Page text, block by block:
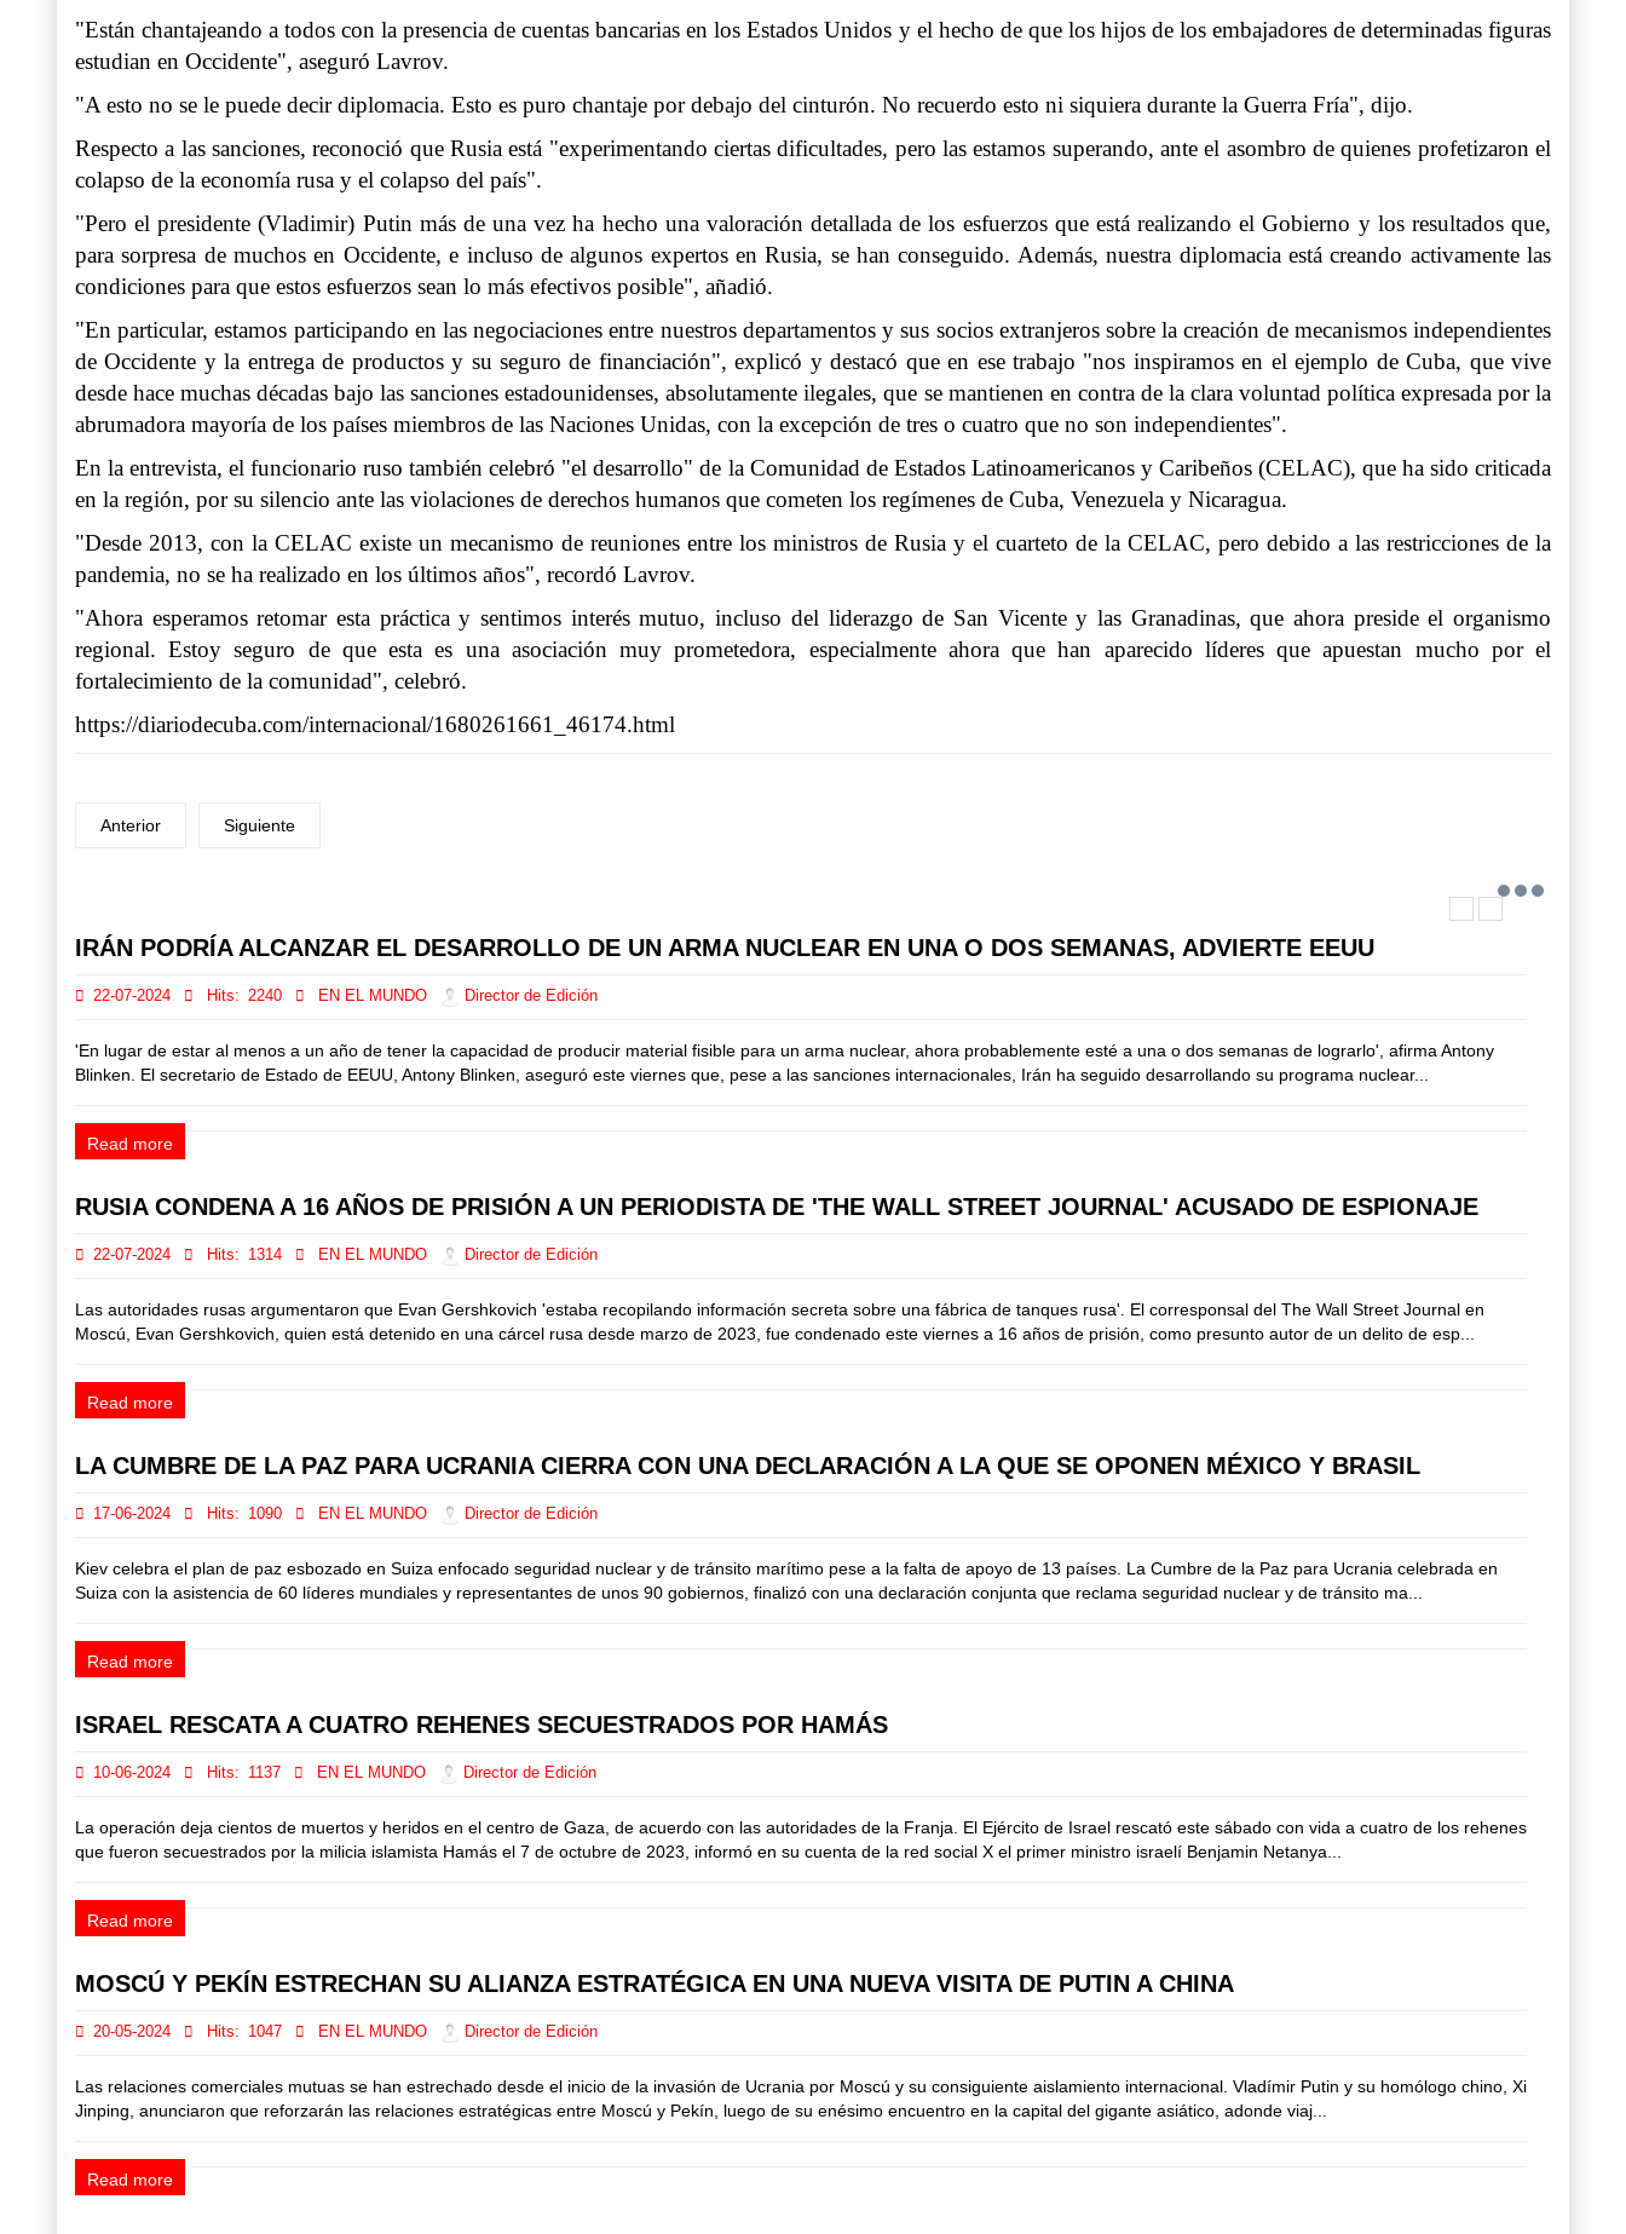
"Están chantajeando a todos con la presencia de cuentas bancarias en los Estados Unidos y el hecho de que los hijos de los embajadores de determinadas figuras
estudian en Occidente", aseguró Lavrov.
"A esto no se le puede decir diplomacia. Esto es puro chantaje por debajo del cinturón. No recuerdo esto ni siquiera durante la Guerra Fría", dijo.
Respecto a las sanciones, reconoció que Rusia está "experimentando ciertas dificultades, pero las estamos superando, ante el asombro de quienes profetizaron el
colapso de la economía rusa y el colapso del país".
"Pero el presidente (Vladimir) Putin más de una vez ha hecho una valoración detallada de los esfuerzos que está realizando el Gobierno y los resultados que,
para sorpresa de muchos en Occidente, e incluso de algunos expertos en Rusia, se han conseguido. Además, nuestra diplomacia está creando activamente las
condiciones para que estos esfuerzos sean lo más efectivos posible", añadió.
"En particular, estamos participando en las negociaciones entre nuestros departamentos y sus socios extranjeros sobre la creación de mecanismos independientes
de Occidente y la entrega de productos y su seguro de financiación", explicó y destacó que en ese trabajo "nos inspiramos en el ejemplo de Cuba, que vive
desde hace muchas décadas bajo las sanciones estadounidenses, absolutamente ilegales, que se mantienen en contra de la clara voluntad política expresada por la
abrumadora mayoría de los países miembros de las Naciones Unidas, con la excepción de tres o cuatro que no son independientes".
En la entrevista, el funcionario ruso también celebró "el desarrollo" de la Comunidad de Estados Latinoamericanos y Caribeños (CELAC), que ha sido criticada
en la región, por su silencio ante las violaciones de derechos humanos que cometen los regímenes de Cuba, Venezuela y Nicaragua.
"Desde 2013, con la CELAC existe un mecanismo de reuniones entre los ministros de Rusia y el cuarteto de la CELAC, pero debido a las restricciones de la
pandemia, no se ha realizado en los últimos años", recordó Lavrov.
"Ahora esperamos retomar esta práctica y sentimos interés mutuo, incluso del liderazgo de San Vicente y las Granadinas, que ahora preside el organismo
regional. Estoy seguro de que esta es una asociación muy prometedora, especialmente ahora que han aparecido líderes que apuestan mucho por el
fortalecimiento de la comunidad", celebró.
https://diariodecuba.com/internacional/1680261661_46174.html
Anterior Siguiente
IRÁN PODRÍA ALCANZAR EL DESARROLLO DE UN ARMA NUCLEAR EN UNA O DOS SEMANAS, ADVIERTE EEUU
22-07-2024 Hits: 2240 EN EL MUNDO Director de Edición
'En lugar de estar al menos a un año de tener la capacidad de producir material fisible para un arma nuclear, ahora probablemente esté a una o dos semanas de lograrlo', afirma Antony
Blinken. El secretario de Estado de EEUU, Antony Blinken, aseguró este viernes que, pese a las sanciones internacionales, Irán ha seguido desarrollando su programa nuclear...
Read more
RUSIA CONDENA A 16 AÑOS DE PRISIÓN A UN PERIODISTA DE 'THE WALL STREET JOURNAL' ACUSADO DE ESPIONAJE
22-07-2024 Hits: 1314 EN EL MUNDO Director de Edición
Las autoridades rusas argumentaron que Evan Gershkovich 'estaba recopilando información secreta sobre una fábrica de tanques rusa'. El corresponsal del The Wall Street Journal en
Moscú, Evan Gershkovich, quien está detenido en una cárcel rusa desde marzo de 2023, fue condenado este viernes a 16 años de prisión, como presunto autor de un delito de esp...
Read more
LA CUMBRE DE LA PAZ PARA UCRANIA CIERRA CON UNA DECLARACIÓN A LA QUE SE OPONEN MÉXICO Y BRASIL
17-06-2024 Hits: 1090 EN EL MUNDO Director de Edición
Kiev celebra el plan de paz esbozado en Suiza enfocado seguridad nuclear y de tránsito marítimo pese a la falta de apoyo de 13 países. La Cumbre de la Paz para Ucrania celebrada en
Suiza con la asistencia de 60 líderes mundiales y representantes de unos 90 gobiernos, finalizó con una declaración conjunta que reclama seguridad nuclear y de tránsito ma...
Read more
ISRAEL RESCATA A CUATRO REHENES SECUESTRADOS POR HAMÁS
10-06-2024 Hits: 1137 EN EL MUNDO Director de Edición
La operación deja cientos de muertos y heridos en el centro de Gaza, de acuerdo con las autoridades de la Franja. El Ejército de Israel rescató este sábado con vida a cuatro de los rehenes
que fueron secuestrados por la milicia islamista Hamás el 7 de octubre de 2023, informó en su cuenta de la red social X el primer ministro israelí Benjamin Netanya...
Read more
MOSCÚ Y PEKÍN ESTRECHAN SU ALIANZA ESTRATÉGICA EN UNA NUEVA VISITA DE PUTIN A CHINA
20-05-2024 Hits: 1047 EN EL MUNDO Director de Edición
Las relaciones comerciales mutuas se han estrechado desde el inicio de la invasión de Ucrania por Moscú y su consiguiente aislamiento internacional. Vladímir Putin y su homólogo chino, Xi
Jinping, anunciaron que reforzarán las relaciones estratégicas entre Moscú y Pekín, luego de su enésimo encuentro en la capital del gigante asiático, adonde viaj...
Read more